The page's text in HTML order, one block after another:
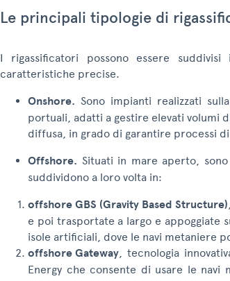
Le principali tipologie di
I rigassificatori possono essere
caratteristiche precise.
Onshore. Sono impianti realizzati
portuali, adatti a gestire elevati volumi
diffusa, in grado di garantire processi
Offshore. Situati in mare aperto,
suddividono a loro volta in:
offshore GBS (Gravity Based Structure)
e poi trasportate a largo e appoggiate
isole artificiali, dove le navi metaniere
offshore Gateway , tecnologia
Energy che consente di usare le